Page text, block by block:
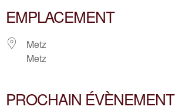
EMPLACEMENT
Metz
Metz
PROCHAIN ÉVÈNEMENT